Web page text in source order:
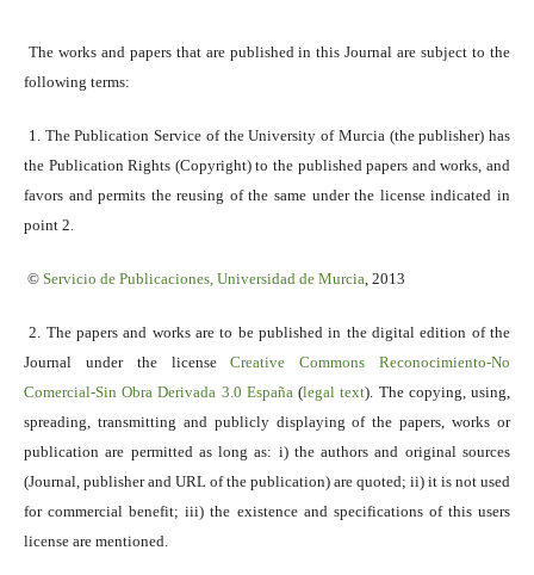
The works and papers that are published in this Journal are subject to the
following terms:
1. The Publication Service of the University of Murcia (the publisher) has
the Publication Rights (Copyright) to the published papers and works, and
favors and permits the reusing of the same under the license indicated in
point 2.
© Servicio de Publicaciones, Universidad de Murcia, 2013
2. The papers and works are to be published in the digital edition of the
Journal under the licenseCreative Commons Reconocimiento-No
Comercial-Sin Obra Derivada 3.0 España(legal text). The copying, using,
spreading, transmitting and publicly displaying of the papers, works or
publication are permitted as long as: i) the authors and original sources
(Journal, publisher and URL of the publication) are quoted; ii) it is not used
for commercial benefit; iii) the existence and specifications of this users
license are mentioned.